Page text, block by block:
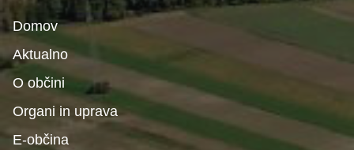
Domov
Aktualno
O občini
Organi in uprava
E-občina